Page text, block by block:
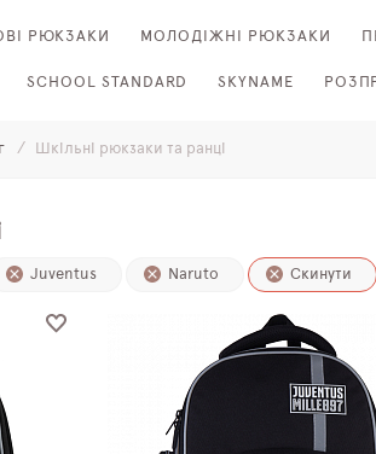
РЮКЗАКИ МОЛОДІЖНІ РЮКЗАКИ
SCHOOL STANDARD SKYNAME
Шкільні рюкзаки та ранці
Juventus Naruto Скинути